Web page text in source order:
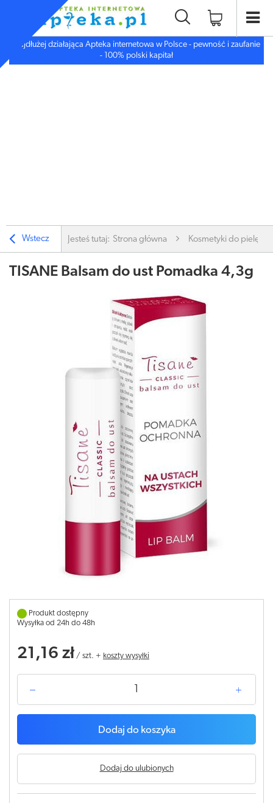
Najdłużej działająca Apteka internetowa w Polsce - pewność i zaufanie
- 100% polski kapitał
Wstecz Jesteś tutaj: Strona główna Kosmetyki do
TISANE Balsam do ust Pomadka 4,3g
Produkt dostępny
Wysyłka od 24h do 48h
21,16 zł / szt. + koszty wysyłki
Dodaj do koszyka
Dodaj do ulubionych